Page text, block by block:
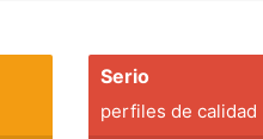
Serio
perfiles de calidad